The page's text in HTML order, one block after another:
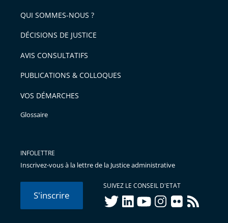
arriver
après
l'article
pour
avant
QUI SOMMES-NOUS ?
DÉCISIONS DE JUSTICE
AVIS CONSULTATIFS
PUBLICATIONS & COLLOQUES
VOS DÉMARCHES
Glossaire
INFOLETTRE
Inscrivez-vous à la lettre de la Justice administrative
S'inscrire
SUIVEZ LE CONSEIL D'ETAT
twitterlinkedInyoutubeinstagram
flickr rss